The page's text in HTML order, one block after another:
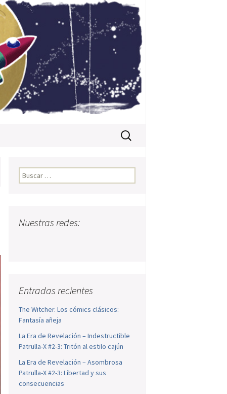
Buscar:
Buscar:
Nuestras redes:
Entradas recientes
The Witcher. Los cómics clásicos:
Fantasía añeja
La Era de Revelación – Indestructible
Patrulla-X #2-3: Tritón al estilo cajún
La Era de Revelación – Asombrosa
Patrulla-X #2-3: Libertad y sus
consecuencias